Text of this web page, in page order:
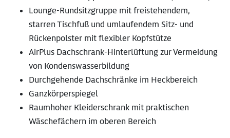
Lounge-Rundsitzgruppe mit freistehendem,
starren Tischfuß und umlaufendem Sitz- und
Rückenpolster mit flexibler Kopfstütze
AirPlus Dachschrank-Hinterlüftung zur Vermeidung
von Kondenswasserbildung
Durchgehende Dachschränke im Heckbereich
Ganzkörperspiegel
Raumhoher Kleiderschrank mit praktischen
Wäschefächern im oberen Bereich